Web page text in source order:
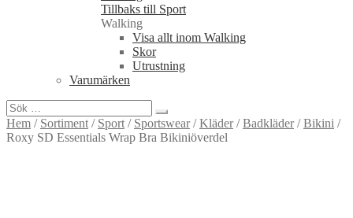
Tillbaks till Sport
Walking
Visa allt inom Walking
Skor
Utrustning
Varumärken
Sök
efter:
Hem / Sortiment / Sport / Sportswear/Kläder/Badkläder/Bikini /
Roxy SD Essentials Wrap Bra Bikiniöverdel